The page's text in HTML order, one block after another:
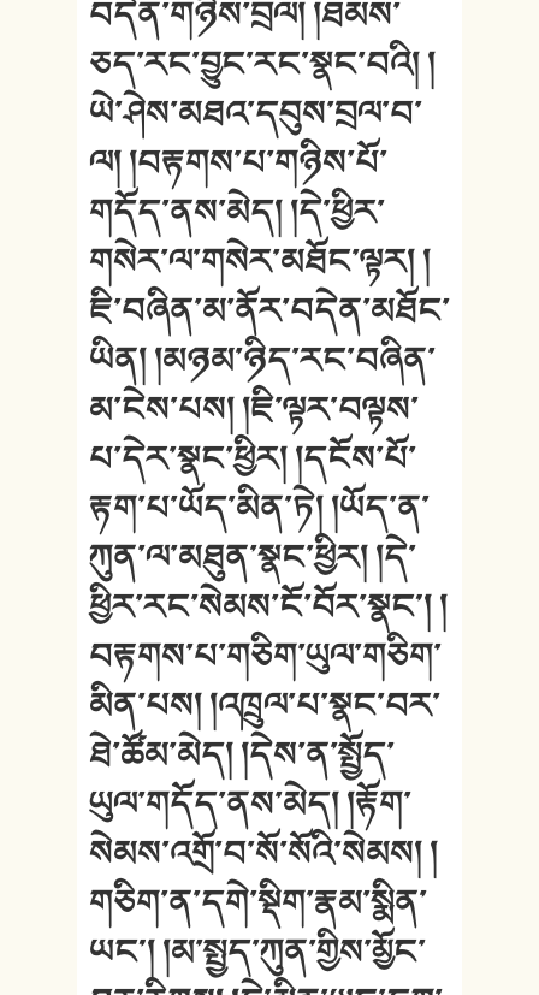
བདེན་གཉིས་བྲལ། །ཐམས་
ཅད་རང་བྱུང་རང་སྣང་བའི། །
ཡེ་ཤེས་མཐའ་དབུས་བྲལ་བ་
ལ། །བརྟགས་པ་གཉིས་པོ་
གདོད་ནས་མེད། །དེ་ཕྱིར་
གསེར་ལ་གསེར་མཐོང་ལྟར། །
ཇི་བཞིན་མ་ནོར་བདེན་མཐོང་
ཡིན། །མཉམ་ཉིད་རང་བཞིན་
མ་ངེས་པས། །ཇི་ལྟར་བལྟས་
པ་དེར་སྣང་ཕྱིར། །དངོས་པོ་
རྟག་པ་ཡོད་མིན་ཏེ། །ཡོད་ན་
ཀུན་ལ་མཐུན་སྣང་ཕྱིར། །དེ་
ཕྱིར་རང་སེམས་ངོ་བོར་སྣང༌། །
བརྟགས་པ་གཅིག་ཡུལ་གཅིག་
མིན་པས། །འཁྲུལ་པ་སྣང་བར་
ཐེ་ཚོམ་མེད། །དེས་ན་སྤྱོད་
ཡུལ་གདོད་ནས་མེད། །རྟོག་
སེམས་འགྲོ་བ་སོ་སོའི་སེམས། །
གཅིག་ན་དགེ་སྡིག་རྣམ་སྨིན་
ཡང༌། །མ་སྤྱད་ཀུན་གྱིས་མྱོང་